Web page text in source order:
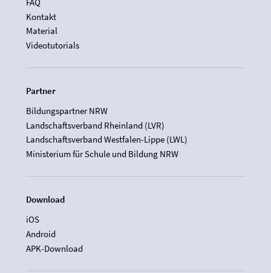
Kontakt
Material
Videotutorials
Partner
Bildungspartner NRW
Landschaftsverband Rheinland (LVR)
Landschaftsverband Westfalen-Lippe (LWL)
Ministerium für Schule und Bildung NRW
Download
iOS
Android
APK-Download